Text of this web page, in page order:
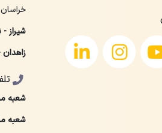
خراسان
شیراز -
شعبه
شعبه